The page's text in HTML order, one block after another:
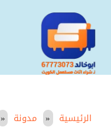
الرئيسية مدونة